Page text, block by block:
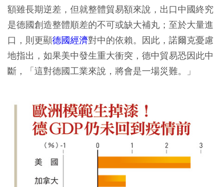
額雖長期逆差，但就整體貿易額來說，出口中國終究
是德國創造整體順差的不可或缺大補丸；至於大量進
口，則更顯德國經濟對中的依賴。因此，諾爾克憂慮
地指出，如果美中發生重大衝突，德中貿易恐因此中
斷，「這對德國工業來說，將會是一場災難。」